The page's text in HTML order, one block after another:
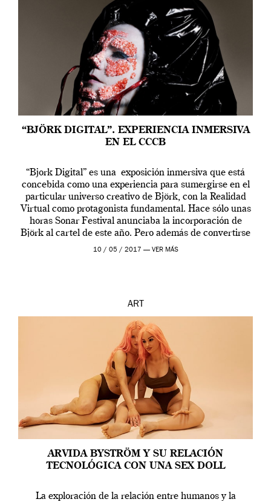
“BJÖRK DIGITAL”. EXPERIENCIA INMERSIVA
EN EL CCCB
“Bjork Digital” es una exposición inmersiva que está
concebida como una experiencia para sumergirse en el
particular universo creativo de Björk, con la Realidad
Virtual como protagonista fundamental. Hace sólo unas
horas Sonar Festival anunciaba la incorporación de
Björk al cartel de este año. Pero además de convertirse
en una de las actuaciones más relevantes […]
10 / 05 / 2017 — VER MÁS
ART
ARVIDA BYSTRÖM Y SU RELACIÓN
TECNOLÓGICA CON UNA SEX DOLL
La exploración de la relación entre humanos y la